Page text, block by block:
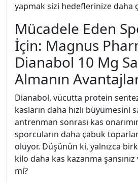
yapmak sizi hedeflerinize daha
Mücadele Eden
İçin: Magnus
Dianabol 10 Mg
Almanın
Dianabol, vücutta protein
kasların daha hızlı büyümesini
antrenman sonrası kas
sporcuların daha çabuk
oluyor. Düşünün ki, yalnızca
kilo daha kas kazanma
mi?